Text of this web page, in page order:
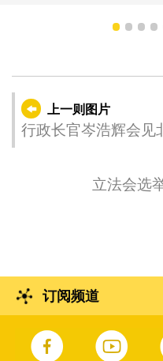
1 2 3 4
上一则图片
行政长官岑浩辉会见
立法会选
订阅频道